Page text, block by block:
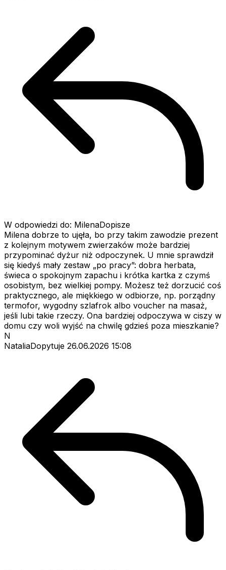
W odpowiedzi do: MilenaDopisze
Milena dobrze to ujęła, bo przy takim zawodzie prezent
z kolejnym motywem zwierzaków może bardziej
przypominać dyżur niż odpoczynek. U mnie sprawdził
się kiedyś mały zestaw „po pracy”: dobra herbata,
świeca o spokojnym zapachu i krótka kartka z czymś
osobistym, bez wielkiej pompy. Możesz też dorzucić coś
praktycznego, ale miękkiego w odbiorze, np. porządny
termofor, wygodny szlafrok albo voucher na masaż,
jeśli lubi takie rzeczy. Ona bardziej odpoczywa w ciszy w
domu czy woli wyjść na chwilę gdzieś poza mieszkanie?
N
NataliaDopytuje 26.06.2026 15:08